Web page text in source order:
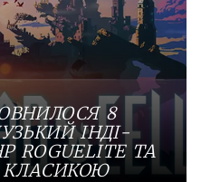
8
ІНДІ-
ТА
КЛАСИКОЮ